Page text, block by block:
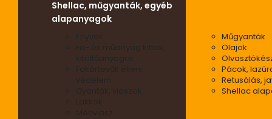
Shellac, műgyanták, egyéb
alapanyagok
Enyvek
Fa- és műanyag kittek,
kitöltőanyagok
Fakártevők elleni
Gyanták, viaszok
Lakkok
Méhviasz
Műgyanták
Olajok
Pácok,
Retusálás,
Shellac